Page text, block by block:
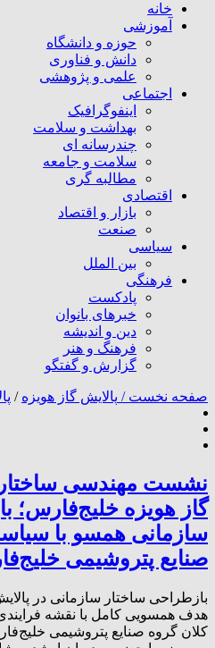
خانه
آموزشی
حوزه و دانشگاه
دانش و فناوری
علمی و پژوهشی
اجتماعی
اینفوگرافیک
بهداشت و سلامت
چندرسانه ای
سلامت و جامعه
مطالبه گری
اقتصادی
بازار و اقتصاد
صنعت
سیاسی
بین الملل
فرهنگی
پادکست
خبرهای بانوان
دین و اندیشه
فرهنگ و هنر
گزارش و گفتگو
صفحه نخست / پالایش گاز هویزه /
نشست مهندسی ساختار
گاز هویزه خلیج‌فارس؛
سازمانی همسو با
صنایع پتروشیمی
بازطراحی ساختار سازمانی در
هدف همسویی کامل با نقشه
کلان گروه صنایع پتروشیمی